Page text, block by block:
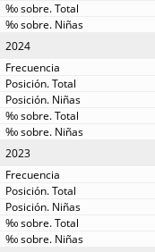
2024
2023